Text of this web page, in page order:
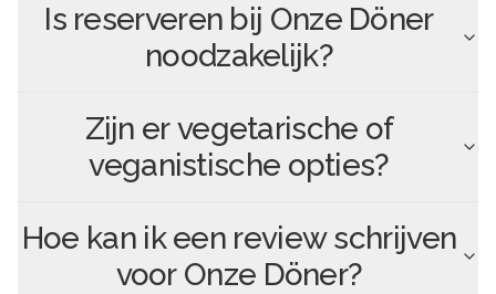
Is reserveren bij Onze Döner
noodzakelijk?
Zijn er vegetarische of
veganistische opties?
Hoe kan ik een review schrijven
voor Onze Döner?